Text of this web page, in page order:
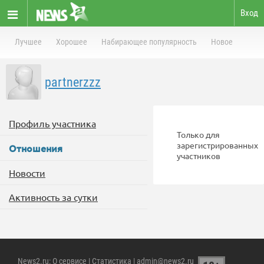
Вход
Лучшее Хорошее Набирающее популярность Новое
partnerzzz
Профиль участника
Отношения
Новости
Активность за сутки
Только для
зарегистрированных
участников
News2.ru: О сервисе | Статистика | admin@news2.ru